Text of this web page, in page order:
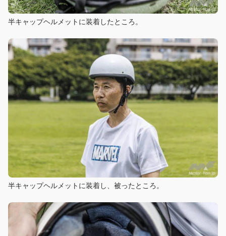
半キャップヘルメットに装着したところ。
半キャップヘルメットに装着し、被ったところ。